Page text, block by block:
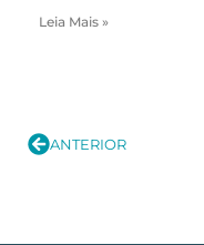
Leia Mais »
ANTERIOR